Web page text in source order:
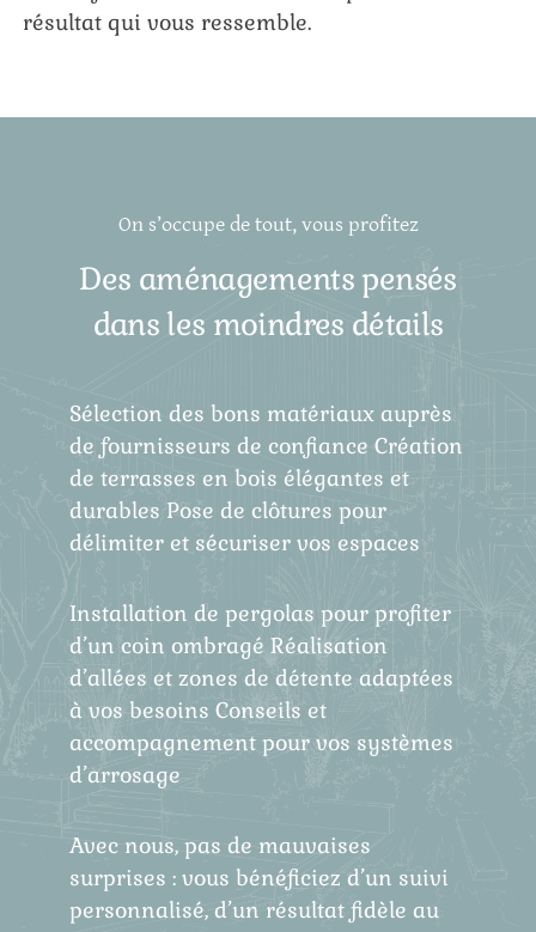
résultat qui vous ressemble.
On s’occupe de tout, vous profitez
Des aménagements pensés
dans les moindres détails
Sélection des bons matériaux auprès
de fournisseurs de confiance Création
de terrasses en bois élégantes et
durables Pose de clôtures pour
délimiter et sécuriser vos espaces
Installation de pergolas pour profiter
d’un coin ombragé Réalisation
d’allées et zones de détente adaptées
à vos besoins Conseils et
accompagnement pour vos systèmes
d’arrosage
Avec nous, pas de mauvaises
surprises : vous bénéficiez d’un suivi
personnalisé, d’un résultat fidèle au